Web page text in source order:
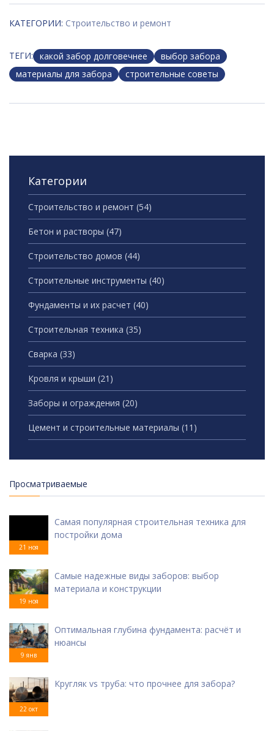
КАТЕГОРИИ: Строительство и ремонт
ТЕГИ: какой забор долговечнее
выбор забора
материалы для забора
строительные советы
Категории
Строительство и ремонт (54)
Бетон и растворы (47)
Строительство домов (44)
Строительные инструменты (40)
Фундаменты и их расчет (40)
Строительная техника (35)
Сварка (33)
Кровля и крыши (21)
Заборы и ограждения (20)
Цемент и строительные материалы (11)
Просматриваемые
21 ноя
Самая популярная строительная техника для
постройки дома
19 ноя
Самые надежные виды заборов: выбор
материала и конструкции
9 янв
Оптимальная глубина фундамента: расчёт и
нюансы
22 окт
Кругляк vs труба: что прочнее для забора?